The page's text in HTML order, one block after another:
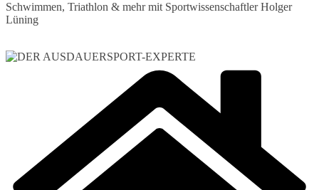
Schwimmen, Triathlon & mehr mit Sportwissenschaftler Holger
Lüning